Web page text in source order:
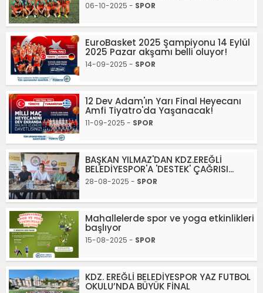
06-10-2025 - SPOR
EuroBasket 2025 Şampiyonu 14 Eylül
2025 Pazar akşamı belli oluyor!
14-09-2025 - SPOR
12 Dev Adam'ın Yarı Final Heyecanı
Amfi Tiyatro'da Yaşanacak!
11-09-2025 - SPOR
BAŞKAN YILMAZ'DAN KDZ.EREĞLİ
BELEDİYESPOR'A 'DESTEK' ÇAĞRISI...
28-08-2025 - SPOR
Mahallelerde spor ve yoga etkinlikleri
başlıyor
15-08-2025 - SPOR
KDZ. EREĞLİ BELEDİYESPOR YAZ FUTBOL
OKULU’NDA BÜYÜK FİNAL